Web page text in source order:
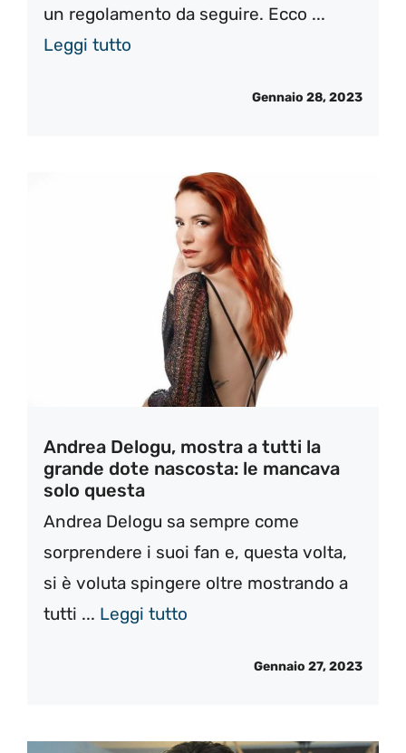
un regolamento da seguire. Ecco ...
Leggi tutto
Gennaio 28, 2023
Andrea Delogu, mostra a tutti la
grande dote nascosta: le mancava
solo questa
Andrea Delogu sa sempre come
sorprendere i suoi fan e, questa volta,
si è voluta spingere oltre mostrando a
tutti ... Leggi tutto
Gennaio 27, 2023